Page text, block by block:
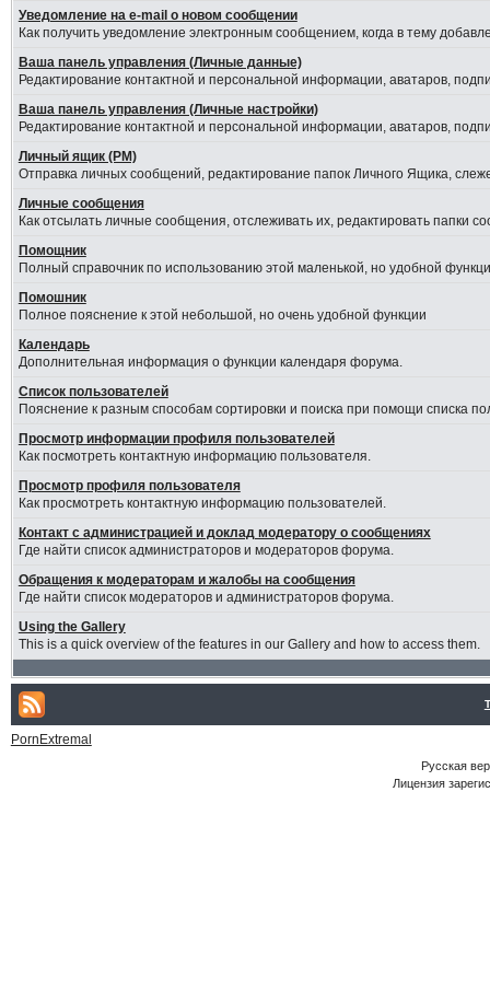
Уведомление на е-mail о новом сообщении
Как получить уведомление электронным сообщением, когда в тему
Ваша панель управления (Личные данные)
Редактирование контактной и персональной информации, аватаров,
Ваша панель управления (Личные настройки)
Редактирование контактной и персональной информации, аватаров,
Личный ящик (PM)
Отправка личных сообщений, редактирование папок Личного Ящика,
Личные сообщения
Как отсылать личные сообщения, отслеживать их, редактировать папки
Помощник
Полный справочник по использованию этой маленькой, но удобной
Помошник
Полное пояснение к этой небольшой, но очень удобной функции
Календарь
Дополнительная информация о функции календаря форума.
Список пользователей
Пояснение к разным способам сортировки и поиска при помощи списка
Просмотр информации профиля пользователей
Как посмотреть контактную информацию пользователя.
Просмотр профиля пользователя
Как просмотреть контактную информацию пользователей.
Контакт с администрацией и доклад модератору о сообщениях
Где найти список администраторов и модераторов форума.
Обращения к модераторам и жалобы на сообщения
Где найти список модераторов и администраторов форума.
Using the Gallery
This is a quick overview of the features in our Gallery and how to access them.
PornExtremal
Русская
Лицензия